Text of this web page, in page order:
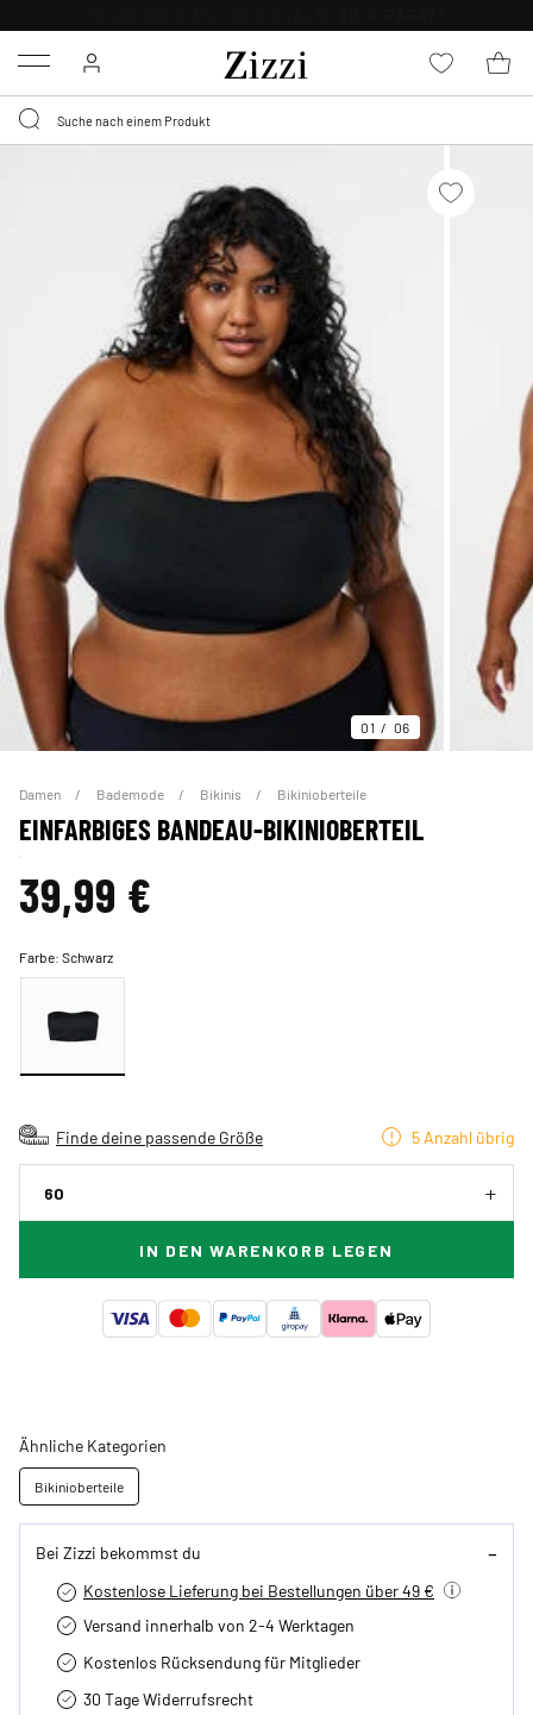
Menu
01 06
Damen Bademode Bikinis Bikinioberteile
EINFARBIGES BANDEAU-BIKINIOBERTEIL
39,99 €
Farbe:Schwarz
Finde deine passende Größe 5 Anzahl übrig
60
IN DEN WARENKORB LEGEN
Ähnliche Kategorien
Bikinioberteile
Bei Zizzi bekommst du
Kostenlose Lieferung bei Bestellungen über 49 €
Versand innerhalb von 2-4 Werktagen
Kostenlos Rücksendung für Mitglieder
30 Tage Widerrufsrecht